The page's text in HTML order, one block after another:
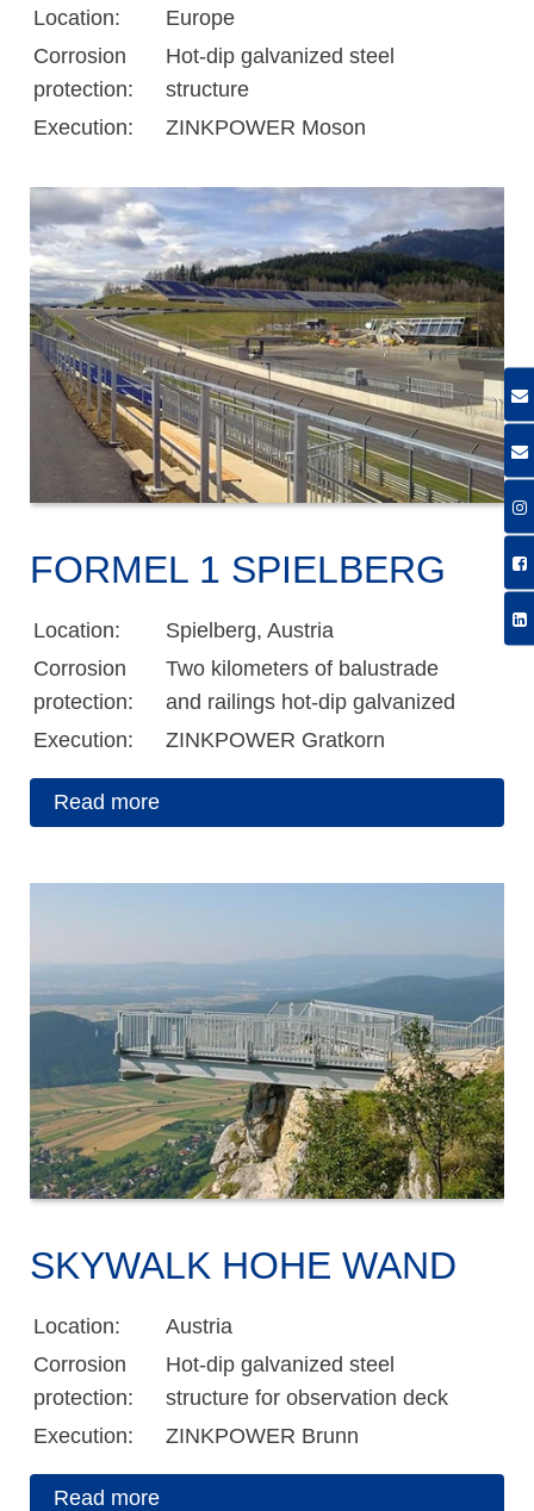
Location:
Europe
Corrosion
protection:
Hot-dip galvanized steel
structure
Execution:
ZINKPOWER Moson
FORMEL 1 SPIELBERG
Location:
Spielberg, Austria
Corrosion
protection:
Two kilometers of balustrade
and railings hot-dip galvanized
Execution:
ZINKPOWER Gratkorn
Read more
SKYWALK HOHE WAND
Location:
Austria
Corrosion
protection:
Hot-dip galvanized steel
structure for observation deck
Execution:
ZINKPOWER Brunn
Read more